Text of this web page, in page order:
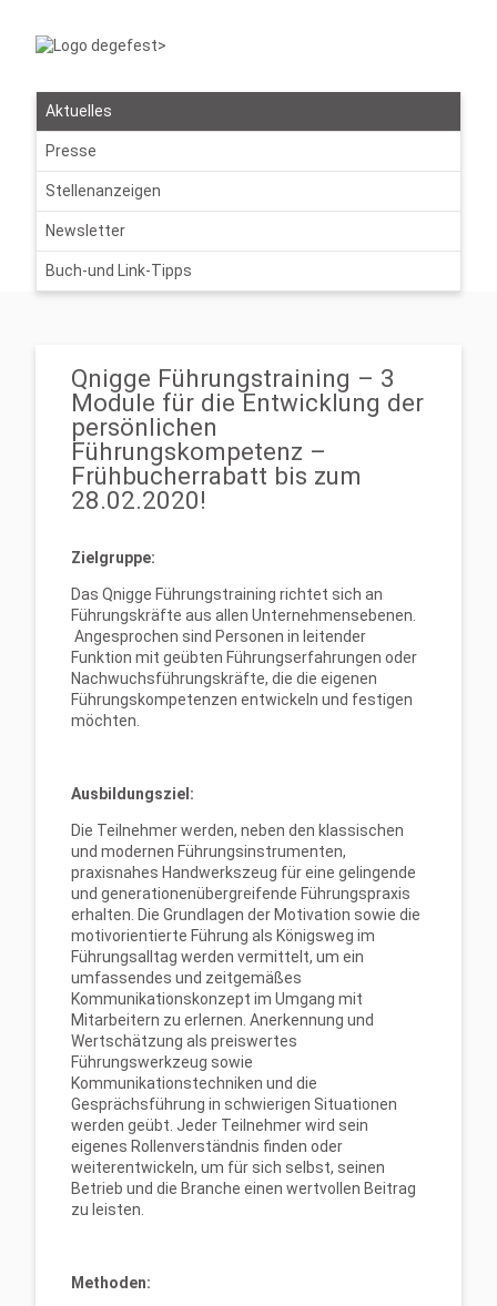
Aktuelles
Presse
Stellenanzeigen
Newsletter
Buch-und Link-Tipps
Qnigge Führungstraining – 3
Module für die Entwicklung der
persönlichen
Führungskompetenz –
Frühbucherrabatt bis zum
28.02.2020!
Zielgruppe:
Das Qnigge Führungstraining richtet sich an
Führungskräfte aus allen Unternehmensebenen.
Angesprochen sind Personen in leitender
Funktion mit geübten Führungserfahrungen oder
Nachwuchsführungskräfte, die die eigenen
Führungskompetenzen entwickeln und festigen
möchten.
Ausbildungsziel:
Die Teilnehmer werden, neben den klassischen
und modernen Führungsinstrumenten,
praxisnahes Handwerkszeug für eine gelingende
und generationenübergreifende Führungspraxis
erhalten. Die Grundlagen der Motivation sowie die
motivorientierte Führung als Königsweg im
Führungsalltag werden vermittelt, um ein
umfassendes und zeitgemäßes
Kommunikationskonzept im Umgang mit
Mitarbeitern zu erlernen. Anerkennung und
Wertschätzung als preiswertes
Führungswerkzeug sowie
Kommunikationstechniken und die
Gesprächsführung in schwierigen Situationen
werden geübt. Jeder Teilnehmer wird sein
eigenes Rollenverständnis finden oder
weiterentwickeln, um für sich selbst, seinen
Betrieb und die Branche einen wertvollen Beitrag
zu leisten.
Methoden: